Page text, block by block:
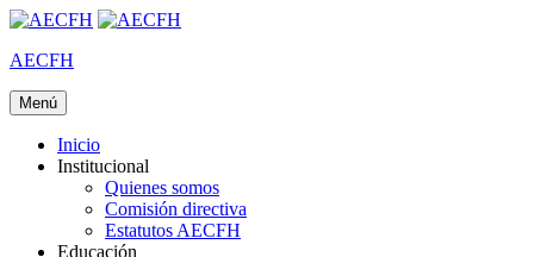
Saltar
contenido
AECFH
ASOCIACIÓN ECUATORIANA DE FARMACIA
HOSPITALARIA
Menú
Inicio
Institucional
Quienes somos
Comisión directiva
Estatutos AECFH
Educación